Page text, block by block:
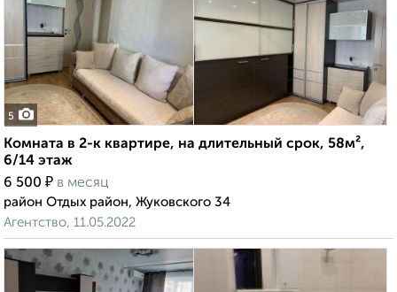
5
Комната в 2-к квартире, на длительный срок, 58м²,
6/14 этаж
6 500 ₽ в месяц
район Отдых район, Жуковского 34
Агентство, 11.05.2022